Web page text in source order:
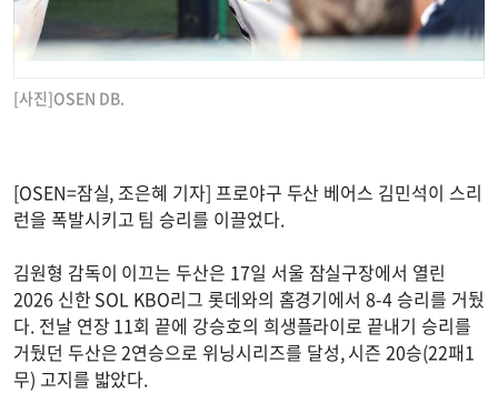
[사진]OSEN DB.
[OSEN=잠실, 조은혜 기자] 프로야구 두산 베어스 김민석이 스리
런을 폭발시키고 팀 승리를 이끌었다.
김원형 감독이 이끄는 두산은 17일 서울 잠실구장에서 열린
2026 신한 SOL KBO리그 롯데와의 홈경기에서 8-4 승리를 거뒀
다. 전날 연장 11회 끝에 강승호의 희생플라이로 끝내기 승리를
거뒀던 두산은 2연승으로 위닝시리즈를 달성, 시즌 20승(22패1
무) 고지를 밟았다.